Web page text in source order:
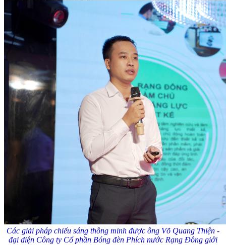
Các giải pháp chiếu sáng thông minh được ông Võ Quang Thiện -
đại diện Công ty Cổ phần Bóng đèn Phích nước Rạng Đông giới